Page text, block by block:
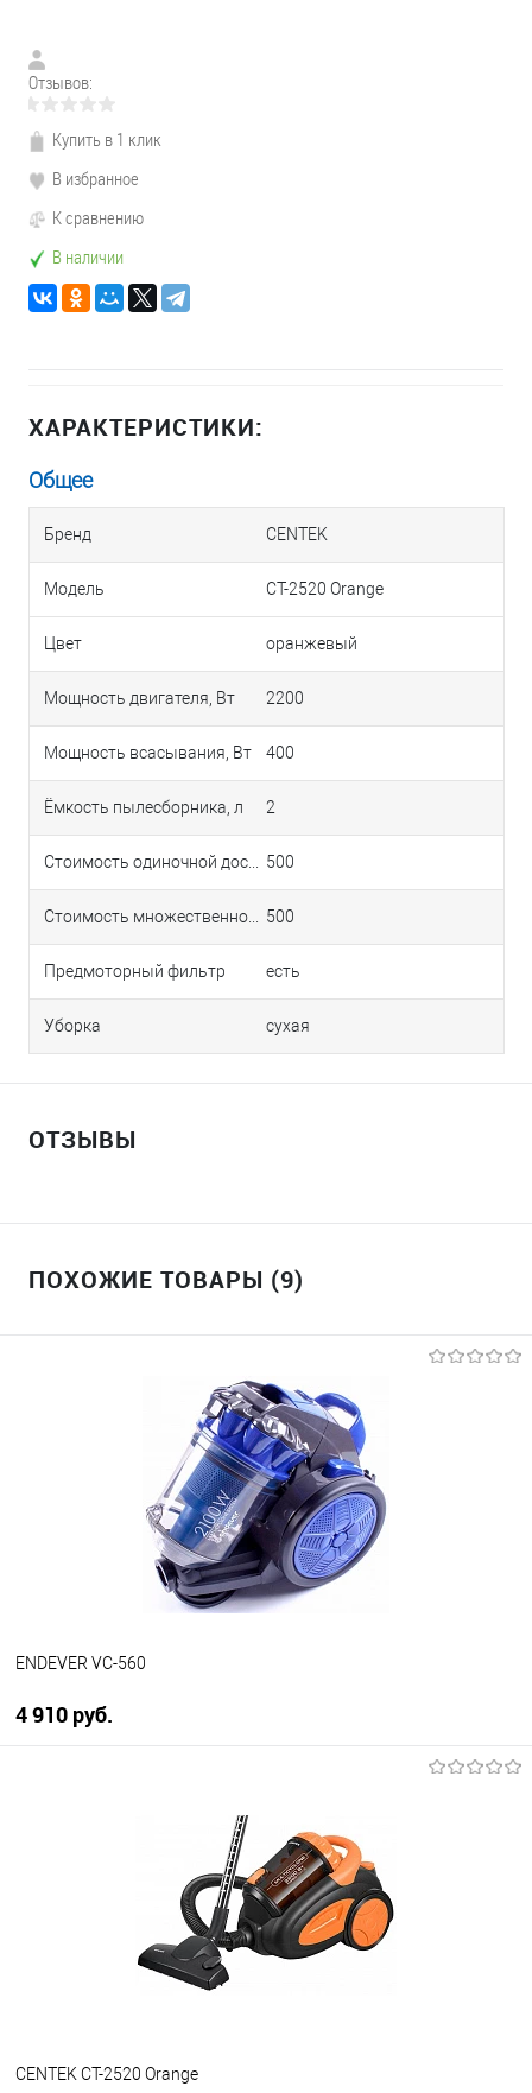
Отзывов:
Купить в 1 клик
В избранное
К сравнению
В наличии
ХАРАКТЕРИСТИКИ:
Общее
Бренд CENTEK
Модель CT-2520 Orange
Цвет оранжевый
Мощность двигателя, Вт 2200
Мощность всасывания, Вт 400
Ёмкость пылесборника, л 2
500
500
Предмоторный фильтр есть
Уборка сухая
ОТЗЫВЫ
ПОХОЖИЕ ТОВАРЫ (9)
ENDEVER VC-560
4 910 руб.
CENTEK CT-2520 Orange